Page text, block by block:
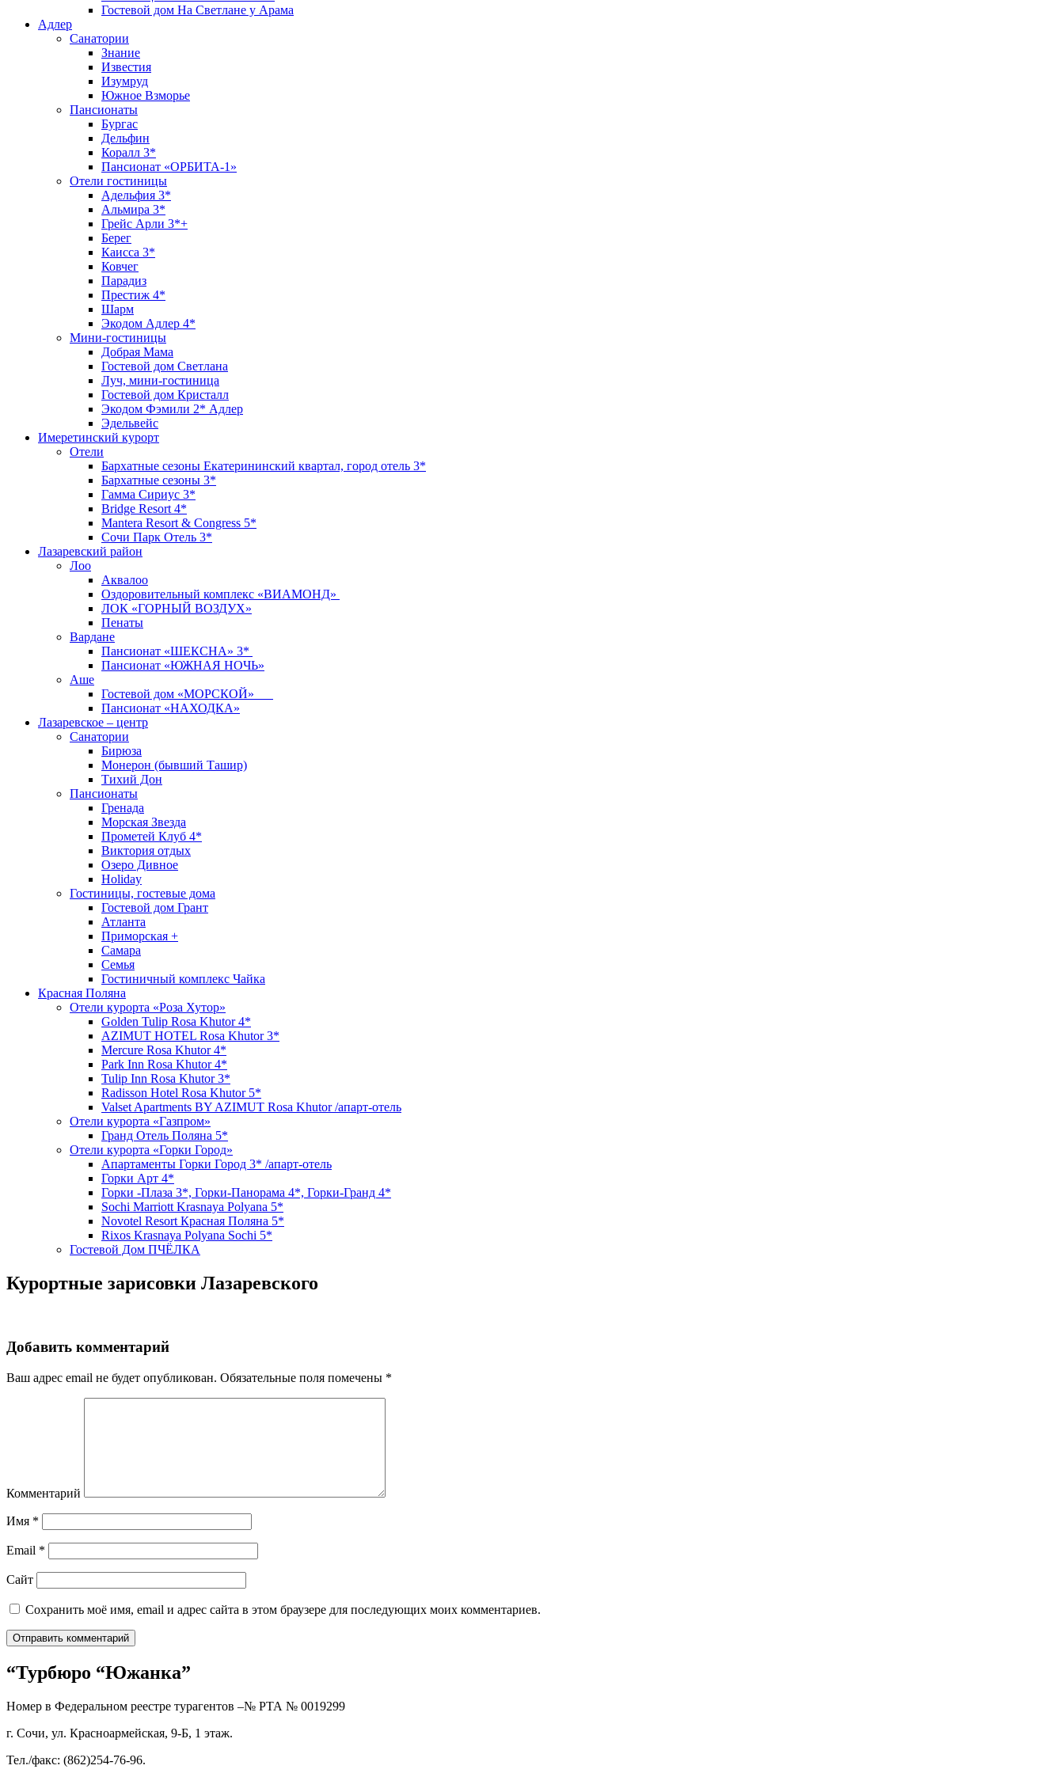
Гостевой дом На Светлане у Арама
Адлер
Санатории
Знание
Известия
Изумруд
Южное Взморье
Пансионаты
Бургас
Дельфин
Коралл 3*
Пансионат «ОРБИТА-1»
Отели гостиницы
Адельфия 3*
Альмира 3*
Грейс Арли 3*+
Берег
Каисса 3*
Ковчег
Парадиз
Престиж 4*
Шарм
Экодом Адлер 4*
Мини-гостиницы
Добрая Мама
Гостевой дом Светлана
Луч, мини-гостиница
Гостевой дом Кристалл
Экодом Фэмили 2* Адлер
Эдельвейс
Имеретинский курорт
Отели
Бархатные сезоны Екатерининский квартал, город отель 3*
Бархатные сезоны 3*
Гамма Сириус 3*
Bridge Resort 4*
Mantera Resort & Congress 5*
Сочи Парк Отель 3*
Лазаревский район
Лоо
Аквалоо
Оздоровительный комплекс «ВИАМОНД»
ЛОК «ГОРНЫЙ ВОЗДУХ»
Пенаты
Вардане
Пансионат «ШЕКСНА» 3*
Пансионат «ЮЖНАЯ НОЧЬ»
Аше
Гостевой дом «МОРСКОЙ»
Пансионат «НАХОДКА»
Лазаревское – центр
Санатории
Бирюза
Монерон (бывший Ташир)
Тихий Дон
Пансионаты
Гренада
Морская Звезда
Прометей Клуб 4*
Виктория отдых
Озеро Дивное
Holiday
Гостиницы, гостевые дома
Гостевой дом Грант
Атланта
Приморская +
Самара
Семья
Гостиничный комплекс Чайка
Красная Поляна
Отели курорта «Роза Хутор»
Golden Tulip Rosa Khutor 4*
AZIMUT HOTEL Rosa Khutor 3*
Mercure Rosa Khutor 4*
Park Inn Rosa Khutor 4*
Tulip Inn Rosa Khutor 3*
Radisson Hotel Rosa Khutor 5*
Valset Apartments BY AZIMUT Rosa Khutor /апарт-отель
Отели курорта «Газпром»
Гранд Отель Поляна 5*
Отели курорта «Горки Город»
Апартаменты Горки Город 3* /апарт-отель
Горки Арт 4*
Горки -Плаза 3*, Горки-Панорама 4*, Горки-Гранд 4*
Sochi Marriott Krasnaya Polyana 5*
Novotel Resort Красная Поляна 5*
Rixos Krasnaya Polyana Sochi 5*
Гостевой Дом ПЧЁЛКА
Курортные зарисовки Лазаревского
Добавить комментарий
Ваш адрес email не будет опубликован. Обязательные поля помечены *
Комментарий
Имя *
Email *
Сайт
Сохранить моё имя, email и адрес сайта в этом браузере для последующих моих комментариев.
“Турбюро “Южанка”
Номер в Федеральном реестре турагентов –№ РТА № 0019299
г. Сочи, ул. Красноармейская, 9-Б, 1 этаж.
Тел./факс: (862)254-76-96.